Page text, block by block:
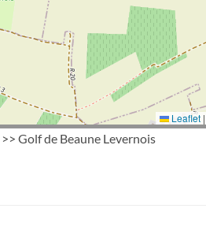
Leaflet |
>> Golf de Beaune Levernois